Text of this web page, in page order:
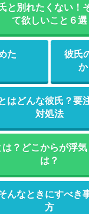
と別れたくない！
て欲しいこと６選
た
彼氏
はどんな彼氏？要
対処法
？どこからが浮
は？
んなときにすべき
方